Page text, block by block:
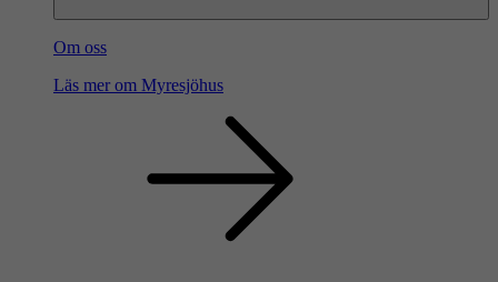
Om oss
Läs mer om Myresjöhus